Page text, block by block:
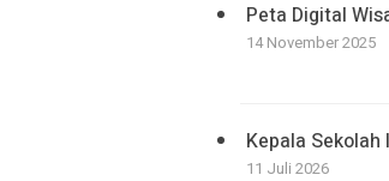
Peta Digital
14 November 2025
Kepala
11 Juli 2026